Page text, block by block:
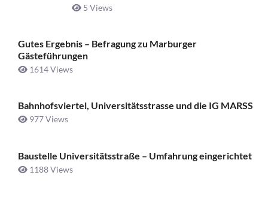
5 Views
Gutes Ergebnis – Befragung zu Marburger
Gästeführungen
1614 Views
Bahnhofsviertel, Universitätsstrasse und die IG MARSS
977 Views
Baustelle Universitätsstraße ­– Umfahrung eingerichtet
1188 Views